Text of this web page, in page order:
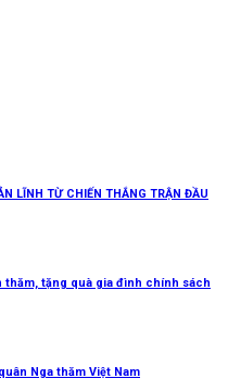
LĨNH TỪ CHIẾN THẮNG TRẬN ĐẦU
thăm, tặng quà gia đình chính sách
Nga thăm Việt Nam